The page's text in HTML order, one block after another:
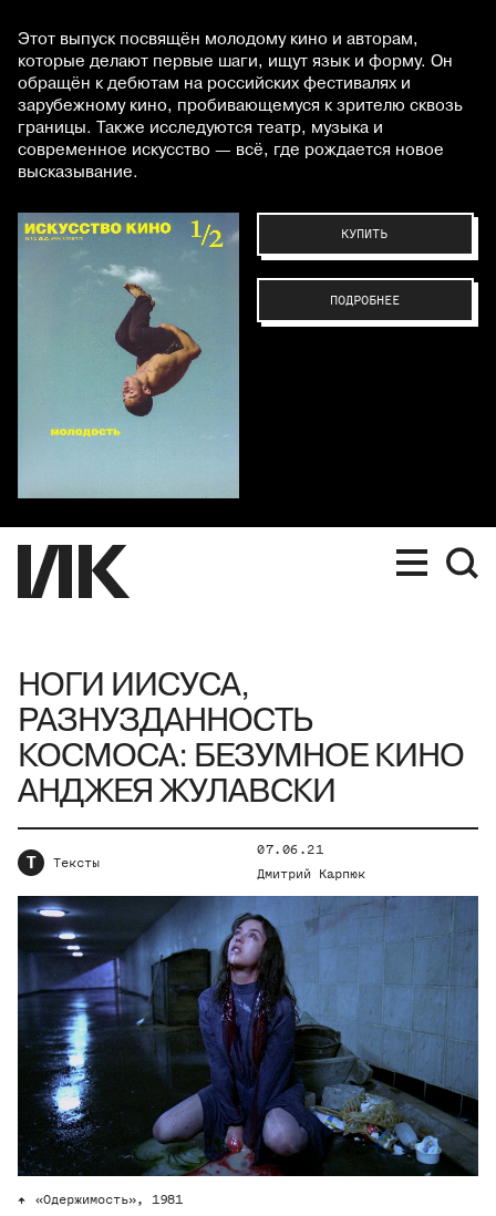
Этот выпуск посвящён молодому кино и авторам,
которые делают первые шаги, ищут язык и форму. Он
обращён к дебютам на российских фестивалях и
зарубежному кино, пробивающемуся к зрителю сквозь
границы. Также исследуются театр, музыка и
современное искусство — всё, где рождается новое
высказывание.
КУПИТЬ
ПОДРОБНЕЕ
НОГИ ИИСУСА,
РАЗНУЗДАННОСТЬ
КОСМОСА: БЕЗУМНОЕ КИНО
АНДЖЕЯ ЖУЛАВСКИ
Т Тексты
07.06.21
Дмитрий Карпюк
«Одержимость», 1981